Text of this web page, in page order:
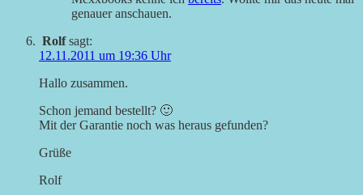
genauer anschauen.
Rolf sagt:
12.11.2011 um 19:36 Uhr
Hallo zusammen.
Schon jemand bestellt? 🙂
Mit der Garantie noch was heraus gefunden?
Grüße
Rolf